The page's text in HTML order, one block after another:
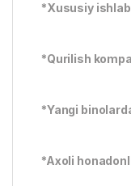
*Xususiy
*Qurilish
*Yangi
*Axoli